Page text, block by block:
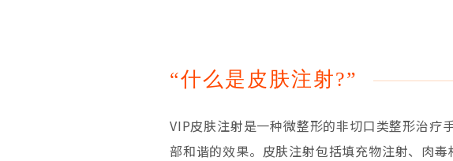
“什么是皮肤注射?”
VIP皮肤注射是一种微整形的非切口类整形治疗
部和谐的效果。皮肤注射包括填充物注射、肉